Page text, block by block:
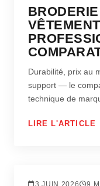
Durabilité, prix au
support — le
technique de
LIRE L'ARTICLE
TEXTILE
3 JUIN 2026 9